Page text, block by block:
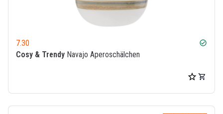
7.30 check_circle
Cosy & Trendy Navajo Aperoschälchen